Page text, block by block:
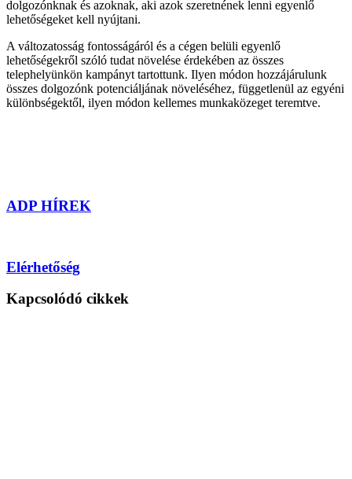
dolgozónknak és azoknak, aki azok szeretnének lenni egyenlő
lehetőségeket kell nyújtani.
A változatosság fontosságáról és a cégen belüli egyenlő
lehetőségekről szóló tudat növelése érdekében az összes
telephelyünkön kampányt tartottunk. Ilyen módon hozzájárulunk
összes dolgozónk potenciáljának növeléséhez, függetlenül az egyéni
különbségektől, ilyen módon kellemes munkaközeget teremtve.
ADP HÍREK
Elérhetőség
Kapcsolódó cikkek